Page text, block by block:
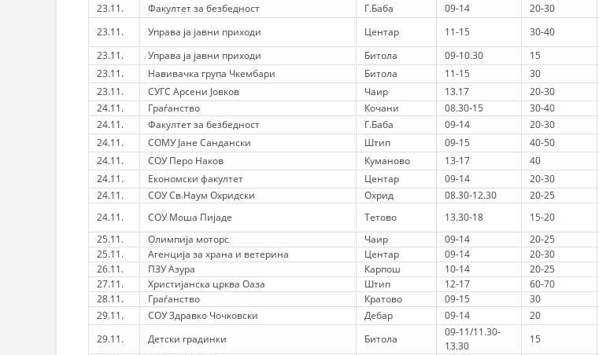
23.11.
Факултет за безбедност Г.Баба 09-14
20-30
23.11.
Управа ја јавни приходи Центар 11-15 30-40
23.11.
Управа ја јавни приходи Битола 09-10.30
15
23.11.
Навивачка група Чкембари Битола 11-15
30
23.11.
СУГС Арсени Јовков Чаир 13.17
20-30
24.11.
Граѓанство Кочани 08.30-15 30-40
24.11.
Факултет за безбедност Г.Баба 09-14
20-30
24.11.
СОМУ Јане Сандански Штип 09-15
40-50
24.11.
СОУ Перо Наков Куманово 13-17
40
24.11.
Економски факултет Центар 09-14
20-30
24.11.
СОУ Св.Наум Охридски Охрид 08.30-12.30 20-25
24.11.
СОУ Моша Пијаде Тетово 13.30-18 15-20
25.11.
Олимпија моторс Чаир 09-14 20-25
25.11.
Агенција за храна и ветерина Центар 09-14 20-30
26.11.
ПЗУ Азура Карпош 10-14 20-25
27.11.
Христијанска црква Оаза Штип 12-17 60-70
28.11.
Граѓанство Кратово 09-15 30
29.11.
СОУ Здравко Чочковски Дебар 09-14
20
29.11.
Детски градинки Битола
09-11/11.30-
13.30
15